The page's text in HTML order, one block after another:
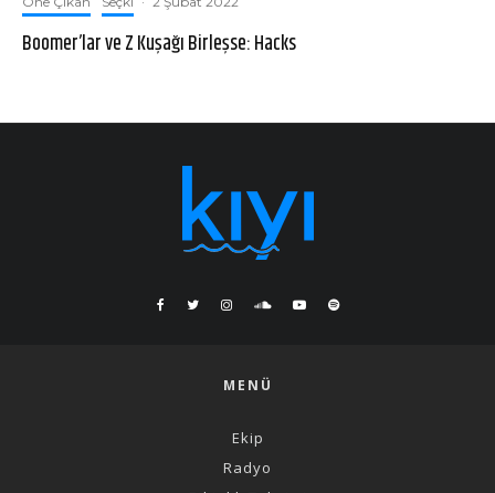
Boomer’lar ve Z Kuşağı Birleşse: Hacks
MENÜ
Ekip
Radyo